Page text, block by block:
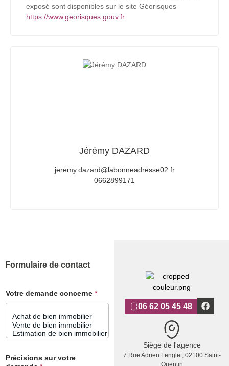
exposé sont disponibles sur le site Géorisques
https://www.georisques.gouv.fr
Jérémy DAZARD
jeremy.dazard@labonneadresse02.fr
0662899171
06 62 05 45 48
Siège de l'agence
7 Rue Adrien Lenglet, 02100 Saint-
Quentin
Formulaire de contact
Votre demande concerne *
Précisions sur votre